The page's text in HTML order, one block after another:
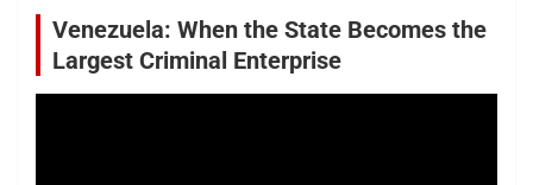
Venezuela: When the State Becomes the
Largest Criminal Enterprise